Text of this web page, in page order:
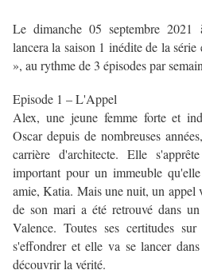
Le dimanche 05 septembre
lancera la saison 1 inédite de la
», au rythme de 3 épisodes par
Episode 1 – L'Appel
Alex, une jeune femme forte et
Oscar depuis de nombreuses
carrière d'architecte. Elle
important pour un immeuble
amie, Katia. Mais une nuit, un appel
de son mari a été retrouvé dans
Valence. Toutes ses certitudes
s'effondrer et elle va se lancer
découvrir la vérité.